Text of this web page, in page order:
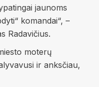
jaunoms
komandai“, –
Radavičius.
moterų
ir anksčiau,